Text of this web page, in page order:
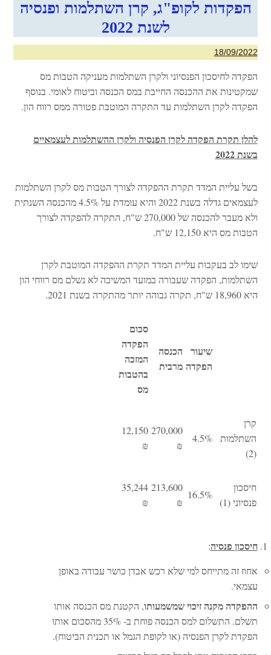
הפקדות לקופ"ג, קרן השתלמות ופנסיה
לשנת 2022
18/09/2022
הפקדה לחיסכון הפנסיוני ולקרן השתלמות מעניקה הטבות מס
שמקטינות את ההכנסה החייבת במס הכנסה וביטוח לאומי. בנוסף
הפקדה לקרן השתלמות עד התקרה המוטבת פטורה ממס רווח הון.
להלן תקרת הפקדה לקרן הפנסיה ולקרן ההשתלמות לעצמאיים
בשנת 2022
בשל עליית המדד תקרת ההפקדה לצורך הטבות מס לקרן השתלמות
לעצמאים גדלה בשנת 2022 והיא עומדת על 4.5% מהכנסה השנתית
ולא מעבר להכנסה של 270,000 ש"ח, התקרה להפקדה לצורך
הטבות מס היא 12,150 ש"ח.
שימו לב בעקבות עליית המדד תקרת ההפקדה המוטבת לקרן
השתלמות, הפקדה שעבורה במועד המשיכה לא נשלם מס רווחי הון
היא 18,960 ש"ח, תקרה גבוהה יותר מהתקרה בשנת 2021.
שיעור
הפקדה
הכנסה
מרבית
סכום
הפקדה
המזכה
בהטבות
מס
קרן
השתלמות
(2)
4.5%
270,000
₪
12,150
₪
חיסכון
פנסיוני (1)
16.5%
213,600
₪
35,244
₪
חיסכון פנסיה:
אחוז זה מתייחס למי שלא רכש אבדן כושר עבודה באופן
עצמאי.
ההפקדה מקנה זיכוישמשמעותו, הקטנת מס הכנסה אותו
תשלם. התשלום למס הכנסה פוחת ב- 35% מהסכום אותו
הפקדת לקרן הפנסיה (או לקופת הגמל או תכנית הביטוח).